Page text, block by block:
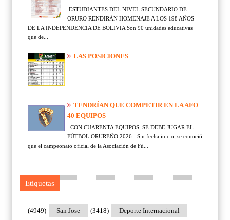
ESTUDIANTES DEL NIVEL SECUNDARIO DE
ORURO RENDIRÁN HOMENAJE A LOS 198 AÑOS
DE LA INDEPENDENCIA DE BOLIVIA Son 90 unidades educativas
que de...
LAS POSICIONES
TENDRÍAN QUE COMPETIR EN LA AFO
40 EQUIPOS
CON CUARENTA EQUIPOS, SE DEBE JUGAR EL
FÚTBOL ORUREÑO 2026 - Sin fecha inicio, se conoció
que el campeonato oficial de la Asociación de Fú...
Etiquetas
San Jose
(4949) Deporte Internacional
(3418)